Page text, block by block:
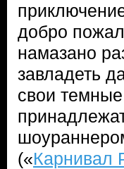
добро
намазано
завладеть
свои
(«Карнивал